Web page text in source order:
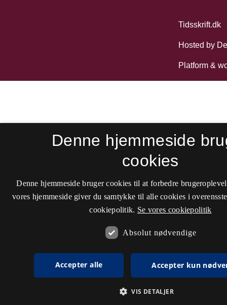
Denne hjemmeside
cookies
Denne hjemmeside bruger cookies til at forbedre
vores hjemmeside giver du samtykke til alle cookies i
cookiepolitik. Se vores cookiepolitik
Absolut nødvendige
Accepter alle Accepter kun
VIS DETALJER